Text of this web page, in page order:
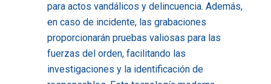
para actos vandálicos y delincuencia. Además,
en caso de incidente, las grabaciones
proporcionarán pruebas valiosas para las
fuerzas del orden, facilitando las
investigaciones y la identificación de